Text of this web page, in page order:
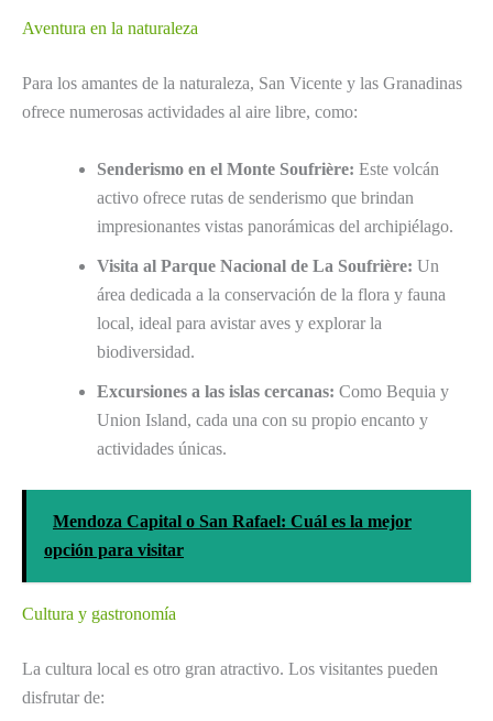
Aventura en la naturaleza
Para los amantes de la naturaleza, San Vicente y las Granadinas
ofrece numerosas actividades al aire libre, como:
Senderismo en el Monte Soufrière: Este volcán
activo ofrece rutas de senderismo que brindan
impresionantes vistas panorámicas del archipiélago.
Visita al Parque Nacional de La Soufrière: Un
área dedicada a la conservación de la flora y fauna
local, ideal para avistar aves y explorar la
biodiversidad.
Excursiones a las islas cercanas: Como Bequia y
Union Island, cada una con su propio encanto y
actividades únicas.
Mendoza Capital o San Rafael: Cuál es la mejor
opción para visitar
Cultura y gastronomía
La cultura local es otro gran atractivo. Los visitantes pueden
disfrutar de: